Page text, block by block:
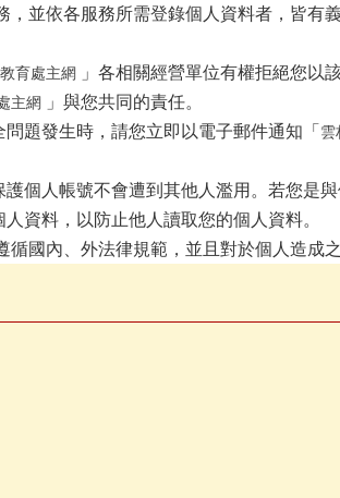
，並依各服務所需登錄個人資料者，皆有
育處主網 」各相關經營單位有權拒絕您以
主網 」與您共同的責任。
題發生時，請您立即以電子郵件通知「 雲
個人帳號不會遭到其他人濫用。若您是
資料，以防止他人讀取您的個人資料。
循國內、外法律規範，並且對於個人造成